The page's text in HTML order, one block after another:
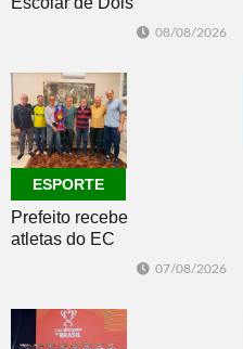
08/08/2026
ESPORTE
Prefeito recebe
atletas do EC
Master 65+
07/08/2026